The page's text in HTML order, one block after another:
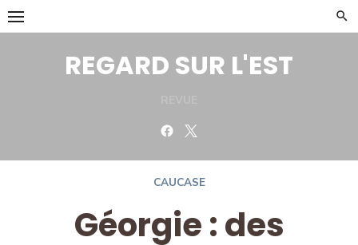
Skip
to
REGARD SUR L'EST
Facebook
CAUCASE
Géorgie : des